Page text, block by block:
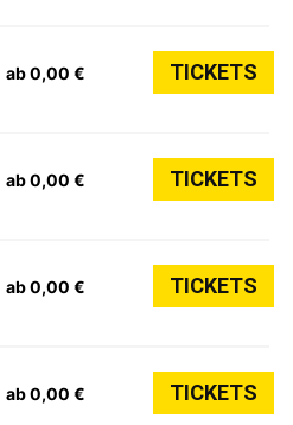
ab 0,00 € TICKETS
ab 0,00 € TICKETS
ab 0,00 € TICKETS
ab 0,00 € TICKETS